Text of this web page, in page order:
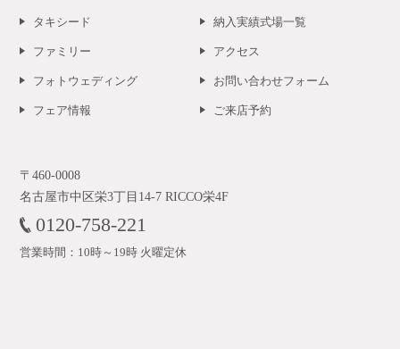
タキシード
ファミリー
フォトウェディング
フェア情報
納入実績式場一覧
アクセス
お問い合わせフォーム
ご来店予約
〒460-0008
名古屋市中区栄3丁目14-7 RICCO栄4F
0120-758-221
営業時間：10時～19時 火曜定休